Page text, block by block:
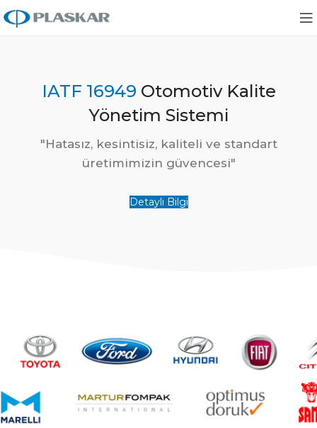
IATF 16949 Otomotiv Kalite
Yönetim Sistemi
"Hatasız, kesintisiz, kaliteli ve standart
üretimimizin güvencesi"
Detaylı Bilgi